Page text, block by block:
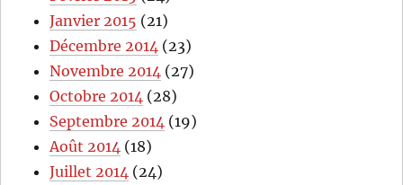
Janvier 2015 (21)
Décembre 2014 (23)
Novembre 2014 (27)
Octobre 2014 (28)
Septembre 2014 (19)
Août 2014 (18)
Juillet 2014 (24)